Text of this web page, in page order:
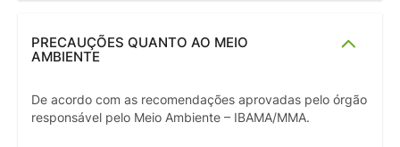
PRECAUÇÕES QUANTO AO MEIO
AMBIENTE
De acordo com as recomendações aprovadas pelo órgão
responsável pelo Meio Ambiente – IBAMA/MMA.